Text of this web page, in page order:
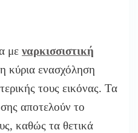
με ναρκισσιστική
κύρια ενασχόληση
τους εικόνας. Τα
αποτελούν το
καθώς τα θετικά